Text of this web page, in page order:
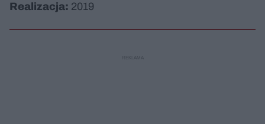
Realizacja: 2019